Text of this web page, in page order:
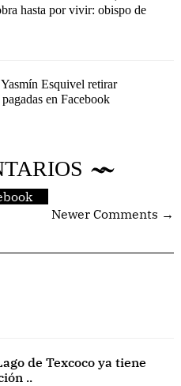
hasta por vivir: obispo de
Esquivel retirar
en Facebook
Newer Comments →
de Texcoco ya tiene
..